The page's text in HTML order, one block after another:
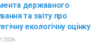
державного
та звіту про
екологічну оцінку
2026